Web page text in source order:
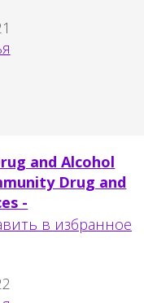
and Alcohol
Drug and
-